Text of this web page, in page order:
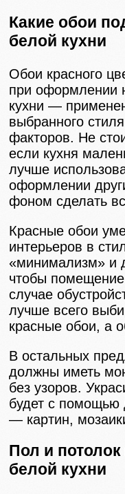
Какие обои
белой кухни
Обои красного
при оформлении
кухни —
выбранного
факторов. Не
если кухня
лучше
оформлении
фоном сделать
Красные обои
интерьеров в
«минимализм» и
чтобы
случае
лучше всего
красные обои, а
В остальных
должны иметь
без узоров.
будет с помощью
— картин,
Пол и
белой кухни